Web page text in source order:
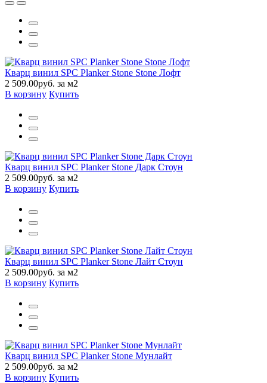
Кварц винил SPC Planker Stone Stone Лофт
2 509.00руб. за м2
В корзину Купить
Кварц винил SPC Planker Stone Дарк Стоун
2 509.00руб. за м2
В корзину Купить
Кварц винил SPC Planker Stone Лайт Стоун
2 509.00руб. за м2
В корзину Купить
Кварц винил SPC Planker Stone Мунлайт
2 509.00руб. за м2
В корзину Купить